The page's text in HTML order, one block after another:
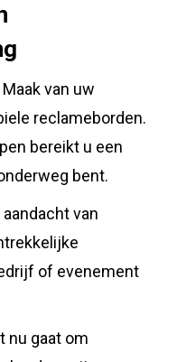
Maak van uw
reclameborden.
bereikt u een
bent.
aandacht van
of evenement
nu gaat om